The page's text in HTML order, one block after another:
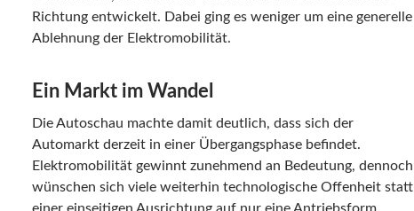
Richtung entwickelt. Dabei ging es weniger um eine generelle
Ablehnung der Elektromobilität.
Ein Markt im Wandel
Die Autoschau machte damit deutlich, dass sich der
Automarkt derzeit in einer Übergangsphase befindet.
Elektromobilität gewinnt zunehmend an Bedeutung, dennoch
wünschen sich viele weiterhin technologische Offenheit statt